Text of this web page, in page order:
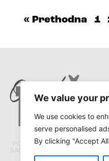
We value your
We use cookies to
serve personalised
By clicking "Accept
« Prethodna 1
PORTAL TRACARA.COM NE
SADRŽAJ I ISTINITOST TEKSTOVA
SA DRUGIH PORTALA.